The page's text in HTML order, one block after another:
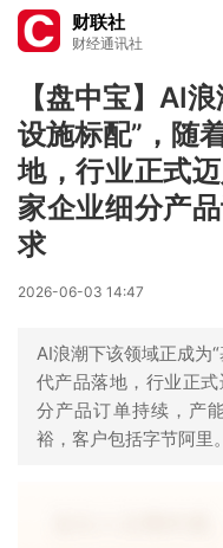
财联社
财经通讯社
【盘中宝】AI
设施标配”，随
地，行业正式
家企业细分产
求
2026-06-03 14:47
AI浪潮下该领域正成为
代产品落地，行业正
分产品订单持续，产
裕，客户包括字节阿里。